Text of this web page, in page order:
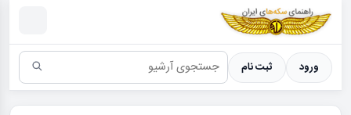
سکه ها ؛ راهنمای سکه شناسی
ورود ثبت نام